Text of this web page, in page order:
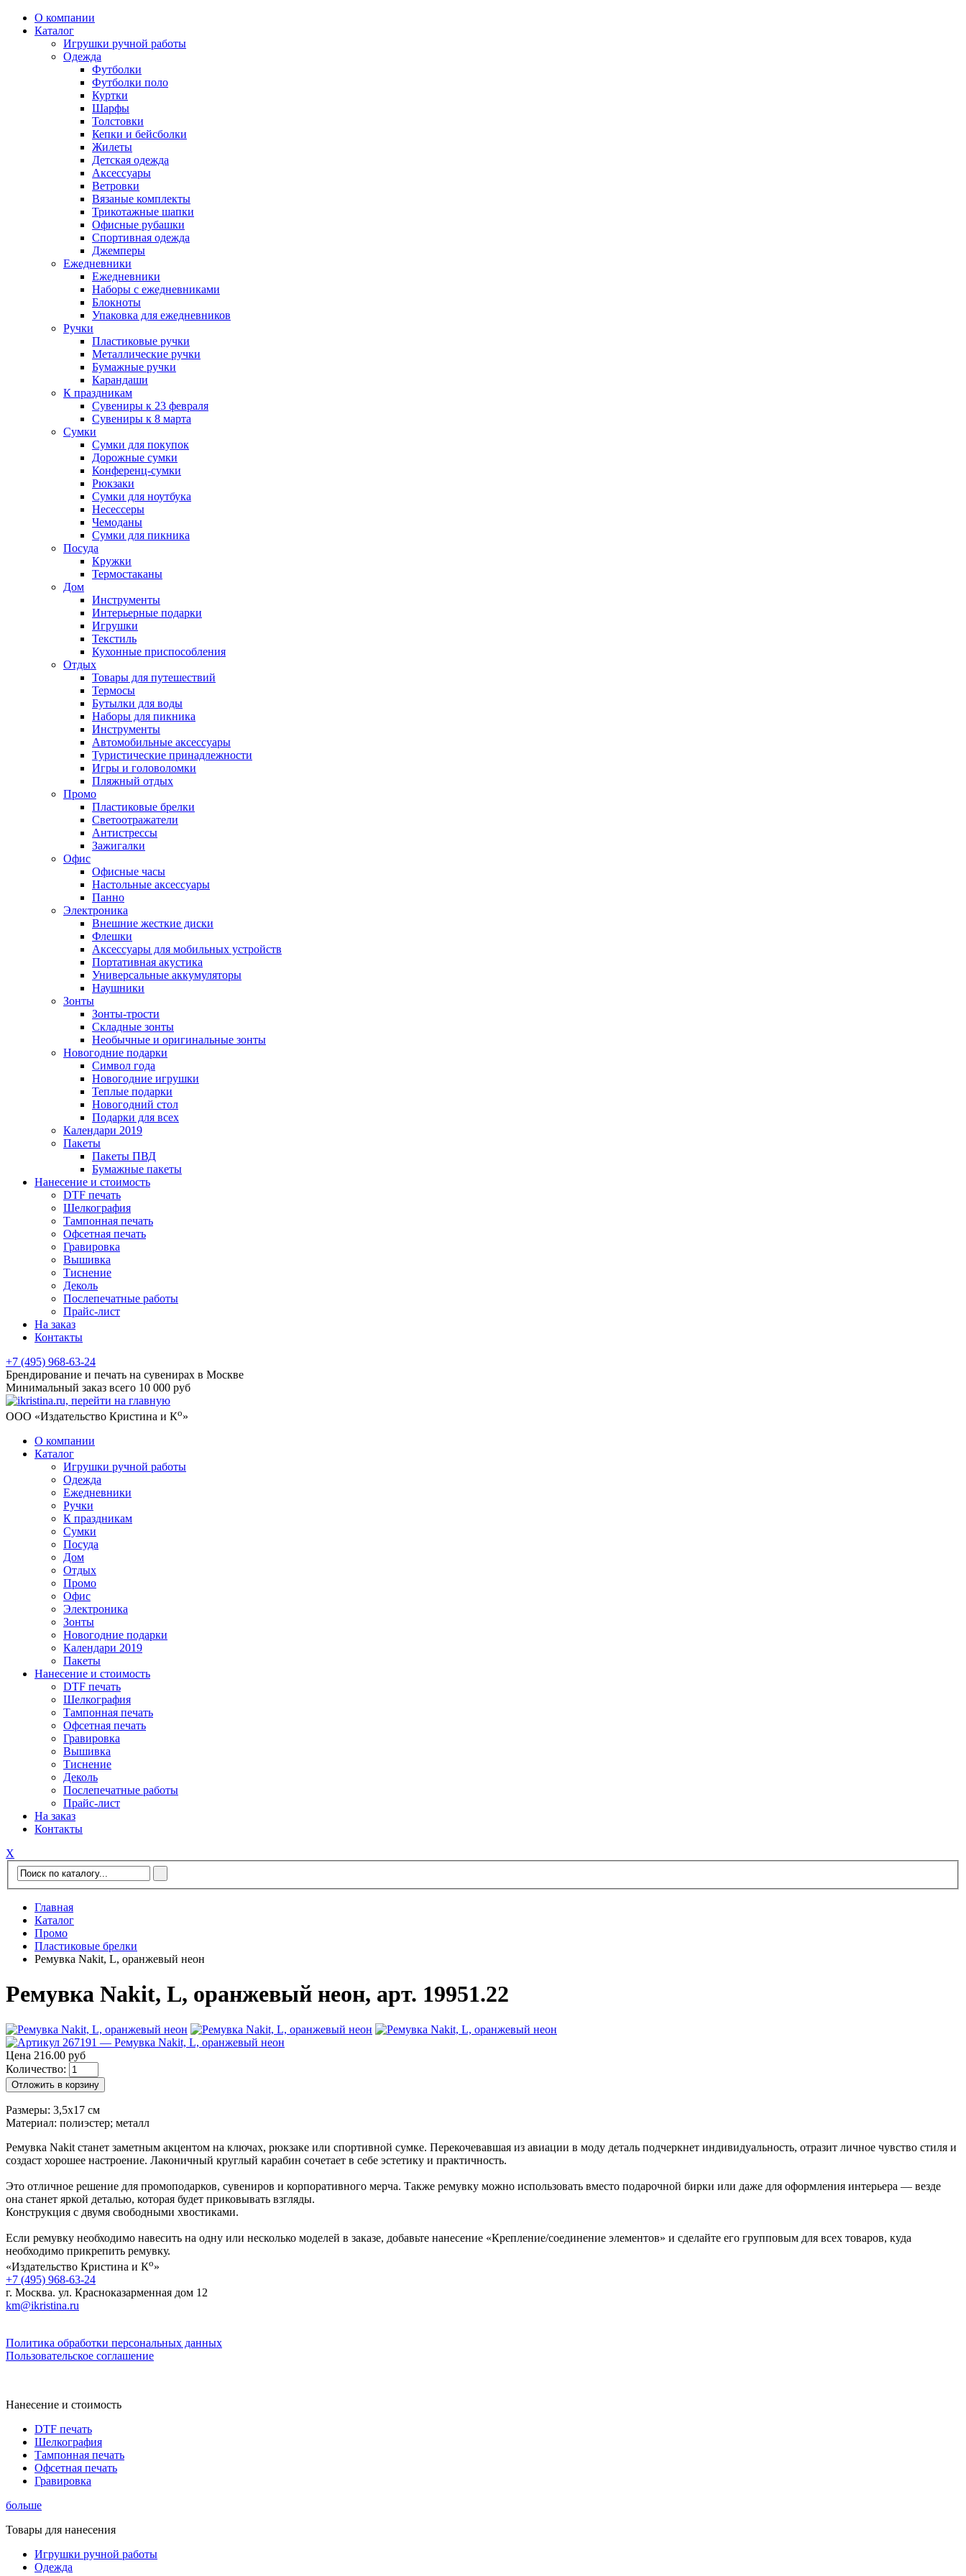
О компании
Каталог
Игрушки ручной работы
Одежда
Футболки
Футболки поло
Куртки
Шарфы
Толстовки
Кепки и бейсболки
Жилеты
Детская одежда
Аксессуары
Ветровки
Вязаные комплекты
Трикотажные шапки
Офисные рубашки
Спортивная одежда
Джемперы
Ежедневники
Ежедневники
Наборы с ежедневниками
Блокноты
Упаковка для ежедневников
Ручки
Пластиковые ручки
Металлические ручки
Бумажные ручки
Карандаши
К праздникам
Сувениры к 23 февраля
Сувениры к 8 марта
Сумки
Сумки для покупок
Дорожные сумки
Конференц-сумки
Рюкзаки
Сумки для ноутбука
Несессеры
Чемоданы
Сумки для пикника
Посуда
Кружки
Термостаканы
Дом
Инструменты
Интерьерные подарки
Игрушки
Текстиль
Кухонные приспособления
Отдых
Товары для путешествий
Термосы
Бутылки для воды
Наборы для пикника
Инструменты
Автомобильные аксессуары
Туристические принадлежности
Игры и головоломки
Пляжный отдых
Промо
Пластиковые брелки
Светоотражатели
Антистрессы
Зажигалки
Офис
Офисные часы
Настольные аксессуары
Панно
Электроника
Внешние жесткие диски
Флешки
Аксессуары для мобильных устройств
Портативная акустика
Универсальные аккумуляторы
Наушники
Зонты
Зонты-трости
Складные зонты
Необычные и оригинальные зонты
Новогодние подарки
Символ года
Новогодние игрушки
Теплые подарки
Новогодний стол
Подарки для всех
Календари 2019
Пакеты
Пакеты ПВД
Бумажные пакеты
Нанесение и стоимость
DTF печать
Шелкография
Тампонная печать
Офсетная печать
Гравировка
Вышивка
Тиснение
Деколь
Послепечатные работы
Прайс-лист
На заказ
Контакты
+7 (495) 968-63-24
Брендирование и печать на сувенирах в Москве
Минимальный заказ всего 10 000 руб
ООО «Издательство Кристина и Ко»
О компании
Каталог
Игрушки ручной работы
Одежда
Ежедневники
Ручки
К праздникам
Сумки
Посуда
Дом
Отдых
Промо
Офис
Электроника
Зонты
Новогодние подарки
Календари 2019
Пакеты
Нанесение и стоимость
DTF печать
Шелкография
Тампонная печать
Офсетная печать
Гравировка
Вышивка
Тиснение
Деколь
Послепечатные работы
Прайс-лист
На заказ
Контакты
Х
Главная
Каталог
Промо
Пластиковые брелки
Ремувка Nakit, L, оранжевый неон
Ремувка Nakit, L, оранжевый неон, арт. 19951.22
Цена 216.00 руб
Количество:
Отложить в корзину
Размеры: 3,5х17 см
Материал: полиэстер; металл
Ремувка Nakit станет заметным акцентом на ключах, рюкзаке или спортивной сумке. Перекочевавшая из авиации в моду деталь подчеркнет индивидуальность, отразит личное чувство стиля и
создаст хорошее настроение. Лаконичный круглый карабин сочетает в себе эстетику и практичность.
Это отличное решение для промоподарков, сувениров и корпоративного мерча. Также ремувку можно использовать вместо подарочной бирки или даже для оформления интерьера — везде
она станет яркой деталью, которая будет приковывать взгляды.
Конструкция с двумя свободными хвостиками.
Если ремувку необходимо навесить на одну или несколько моделей в заказе, добавьте нанесение «Крепление/соединение элементов» и сделайте его групповым для всех товаров, куда
необходимо прикрепить ремувку.
«Издательство Кристина и Ко»
+7 (495) 968-63-24
г. Москва. ул. Красноказарменная дом 12
km@ikristina.ru
Политика обработки персональных данных
Пользовательское соглашение
Нанесение и стоимость
DTF печать
Шелкография
Тампонная печать
Офсетная печать
Гравировка
больше
Товары для нанесения
Игрушки ручной работы
Одежда